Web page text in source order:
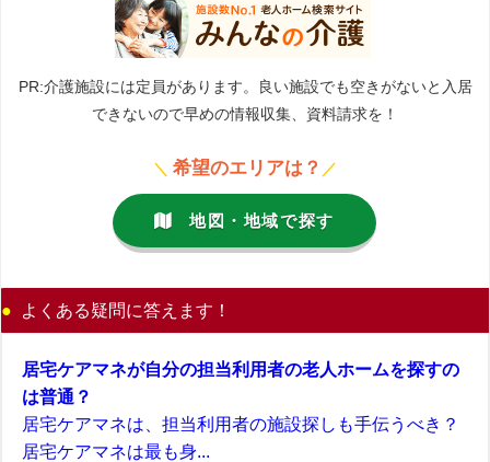
PR:介護施設には定員があります。良い施設でも空きがないと入居
できないので早めの情報収集、資料請求を！
＼ 希望のエリアは？ ／
地図・地域で探す
よくある疑問に答えます！
居宅ケアマネが自分の担当利用者の老人ホームを探すの
は普通？
居宅ケアマネは、担当利用者の施設探しも手伝うべき？
居宅ケアマネは最も身...